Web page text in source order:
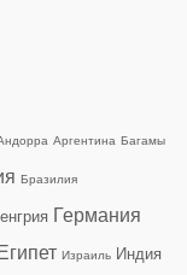
Аргентина Багамы
Бразилия
Германия
Египет Израиль Индия